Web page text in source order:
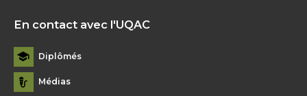
En contact avec l'UQAC
Diplômés
Médias